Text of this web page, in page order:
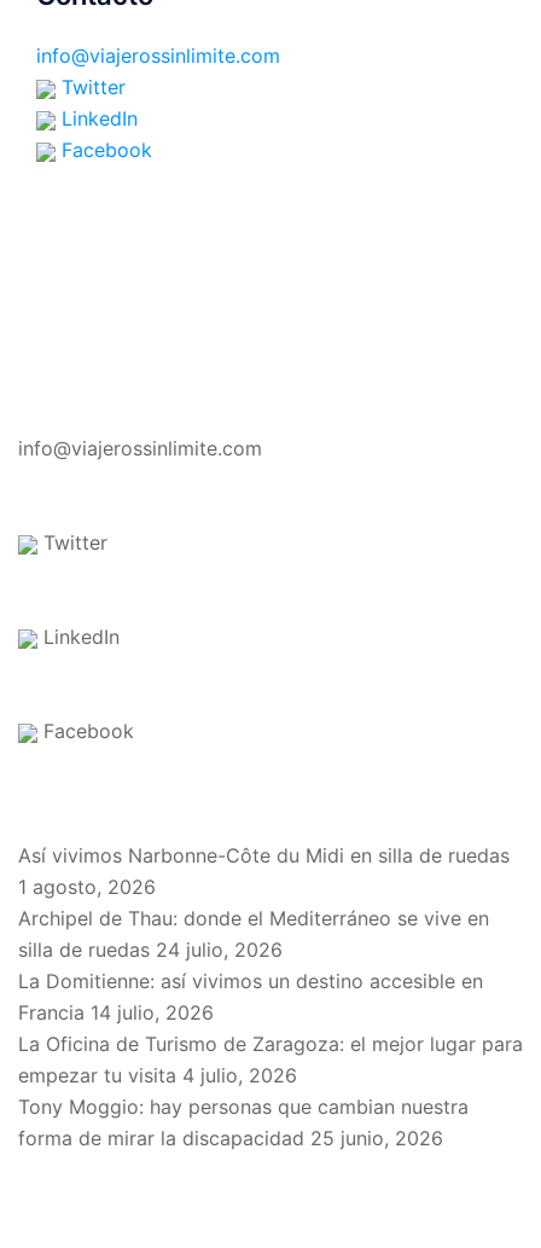
info@viajerossinlimite.com
Twitter
LinkedIn
Facebook
info@viajerossinlimite.com
Twitter
LinkedIn
Facebook
Así vivimos Narbonne-Côte du Midi en silla de ruedas
1 agosto, 2026
Archipel de Thau: donde el Mediterráneo se vive en
silla de ruedas 24 julio, 2026
La Domitienne: así vivimos un destino accesible en
Francia 14 julio, 2026
La Oficina de Turismo de Zaragoza: el mejor lugar para
empezar tu visita 4 julio, 2026
Tony Moggio: hay personas que cambian nuestra
forma de mirar la discapacidad 25 junio, 2026